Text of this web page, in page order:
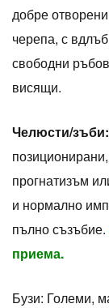
добре
черепа, с
свободни
висящи.
Челюсти/зъби:
прогнатизъм
и нормално
пълно съзъбие.
приема.
Бузи: Големи,